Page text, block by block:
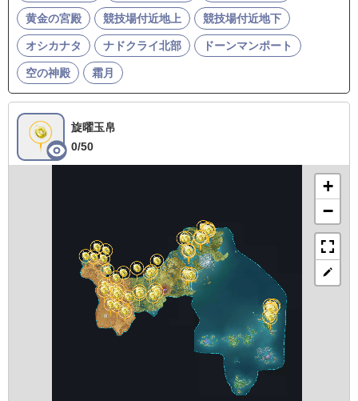
黄金の宮殿 競技場付近地上 競技場付近地下
オシカナタ ナドクライ北部 ドーンマンポート
空の神殿 霜月
旋曜玉帛
0/50
+
−